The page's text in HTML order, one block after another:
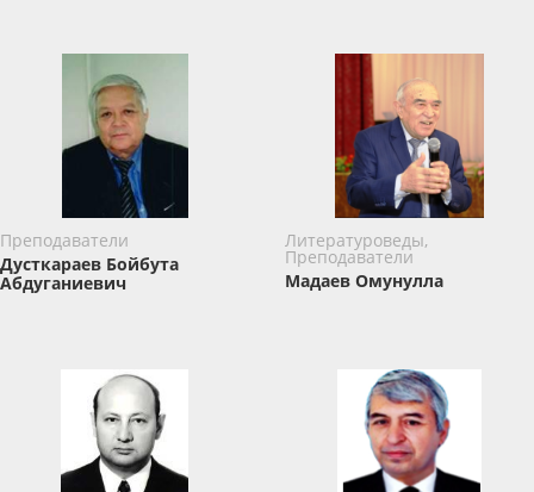
Преподаватели
Дусткараев Бойбута
Абдуганиевич
Литературоведы,
Преподаватели
Мадаев Омунулла